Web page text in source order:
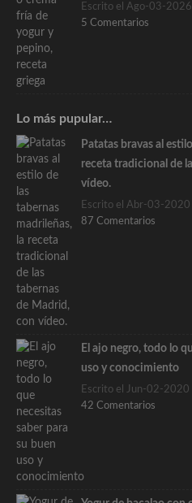
Escrito el Ago-03-2026
5 Comentarios
Lo más pupular…
Patatas bravas al
receta tradicional de
vídeo.
Escrito el Abr-03-2020
87 Comentarios
El ajo negro, todo lo
uso y conocimiento
Escrito el Jun-02-2020
42 Comentarios